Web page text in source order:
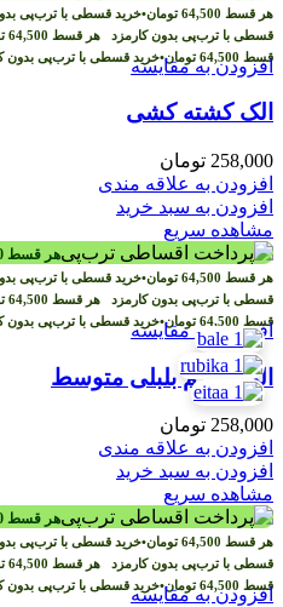
هر قسط 64,500 تومان•خرید قسطی با ترب‌پی
قسطی با ترب‌پی بدون کارمزد هر قسط 64,500
قسط 64,500 تومان•خرید قسطی با ترب‌پی بدونافزودن به مقایسه
الک کشته کشی
258,000 تومان
افزودن به علاقه مندی
افزودن به سبد خرید
مشاهده سریع
هر قسط
هر قسط 64,500 تومان•خرید قسطی با ترب‌پی
قسطی با ترب‌پی بدون کارمزد هر قسط 64,500
قسط 64,500 تومان•خرید قسطی با ترب‌پی بدونافزودن به مقایسه
الک چشم بلبلی متوسط
258,000 تومان
افزودن به علاقه مندی
افزودن به سبد خرید
مشاهده سریع
هر قسط
هر قسط 64,500 تومان•خرید قسطی با ترب‌پی
قسطی با ترب‌پی بدون کارمزد هر قسط 64,500
قسط 64,500 تومان•خرید قسطی با ترب‌پی بدونافزودن به مقایسه